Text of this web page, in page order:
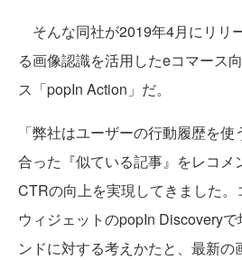
そんな同社が2019年4月にリリ
る画像認識を活用したeコマース
ス「popIn Action」だ。
「弊社はユーザーの行動履歴を
合った『似ている記事』をレコメ
CTRの向上を実現してきました。
ウィジェットのpopIn Discovery
ンドに対する考えかたと、最新の